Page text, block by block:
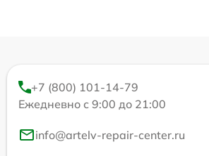
+7 (800) 101-14-79
Ежедневно с 9:00 до 21:00
info@artelv-repair-center.ru